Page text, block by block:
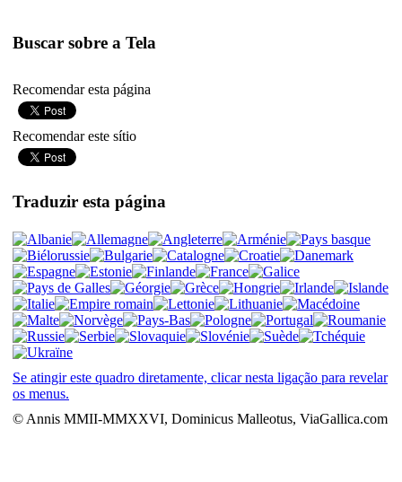
Buscar sobre a Tela
Recomendar esta página
Recomendar este sítio
Traduzir esta página
Se atingir este quadro diretamente, clicar nesta ligação para revelar
os menus.
© Annis MMII-MMXXVI, Dominicus Malleotus, ViaGallica.com